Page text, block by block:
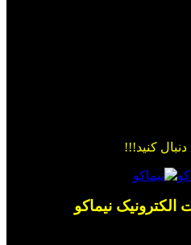
کنید!!!
الکترونیک نیماکو